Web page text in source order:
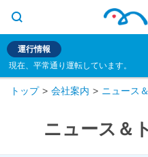
運行情報
現在、平常通り運転しています。
トップ 会社案内 ニュース
ニュース＆